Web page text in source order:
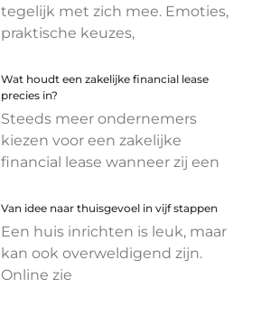
tegelijk met zich mee. Emoties,
praktische keuzes,
Wat houdt een zakelijke financial lease
precies in?
Steeds meer ondernemers
kiezen voor een zakelijke
financial lease wanneer zij een
Van idee naar thuisgevoel in vijf stappen
Een huis inrichten is leuk, maar
kan ook overweldigend zijn.
Online zie